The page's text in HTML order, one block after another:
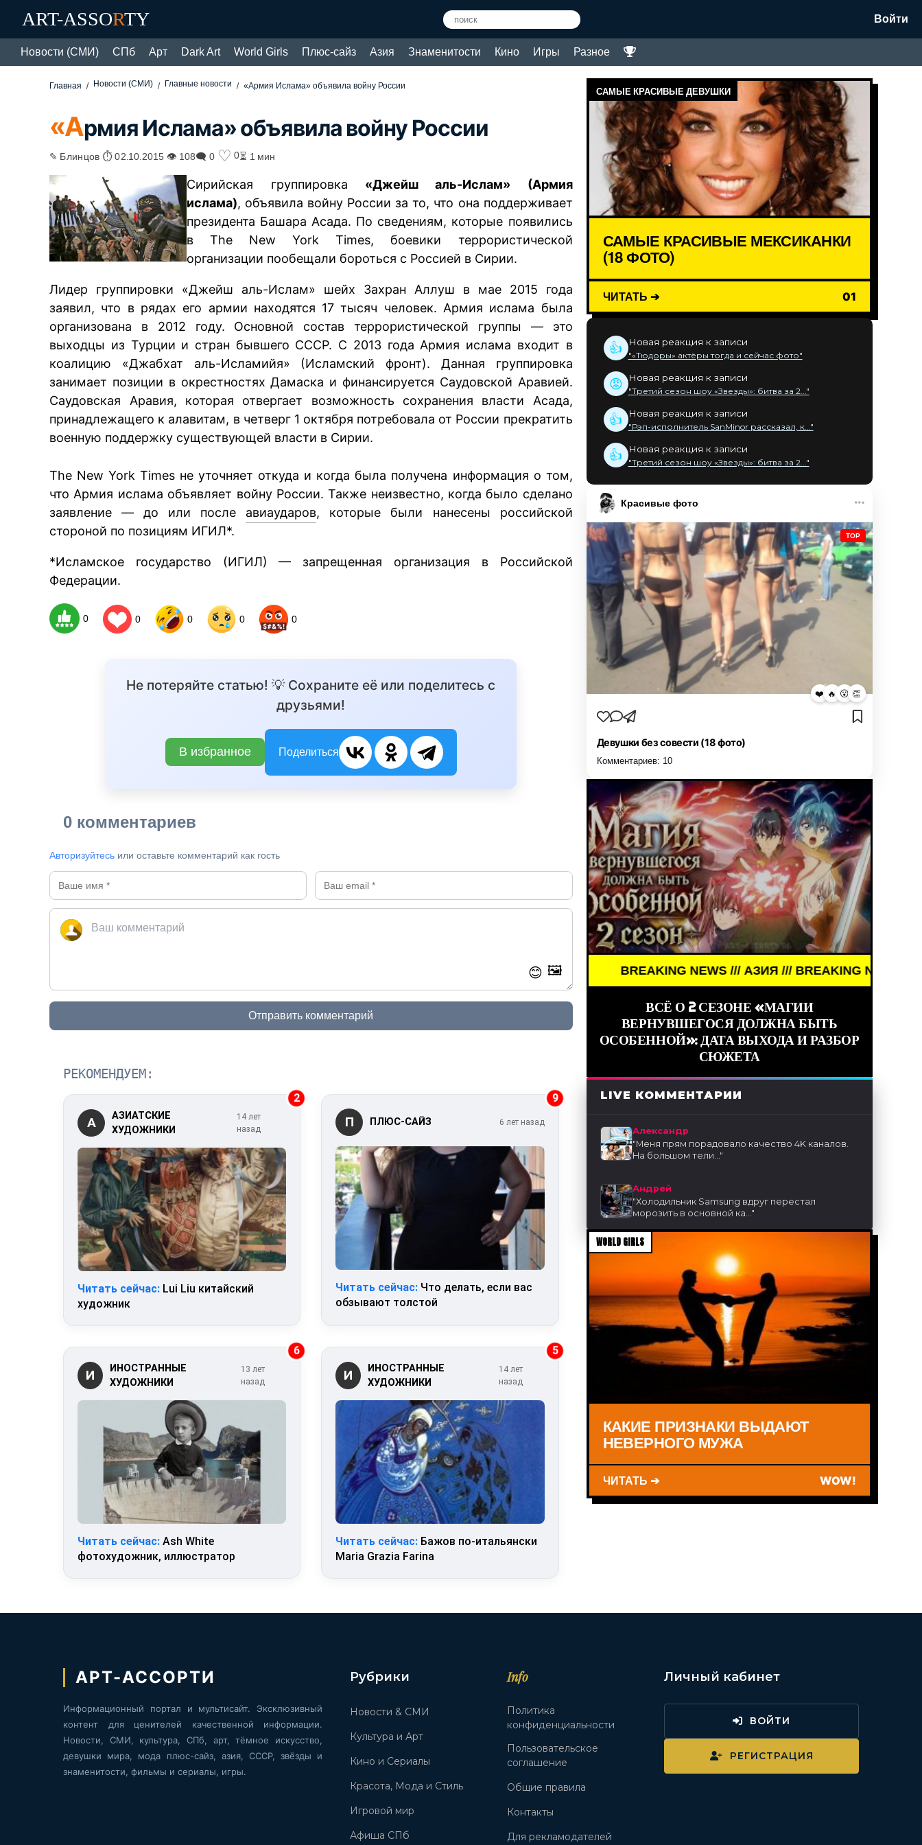
ART-ASSORTY Войти
Новости (СМИ) СПб Арт Dark Art World Girls Плюс-сайз Азия Знаменитости Кино Игры Разное
Главная Новости (СМИ) Главные новости «Армия Ислама» объявила войну России
«Армия Ислама» объявила войну России
✎ Блинцов ⏱ 02.10.2015 👁 108🗨 0 ♡ 0⏳ 1 мин
Сирийская группировка «Джейш аль-Ислам» (Армия
ислама), объявила войну России за то, что она поддерживает
президента Башара Асада. По сведениям, которые появились
в The New York Times, боевики террористической
организации пообещали бороться с Россией в Сирии.
Лидер группировки «Джейш аль-Ислам» шейх Захран Аллуш в мае 2015 года
заявил, что в рядах его армии находятся 17 тысяч человек. Армия ислама была
организована в 2012 году. Основной состав террористической группы — это
выходцы из Турции и стран бывшего СССР. С 2013 года Армия ислама входит в
коалицию «Джабхат аль-Исламийя» (Исламский фронт). Данная группировка
занимает позиции в окрестностях Дамаска и финансируется Саудовской Аравией.
Саудовская Аравия, которая отвергает возможность сохранения власти Асада,
принадлежащего к алавитам, в четверг 1 октября потребовала от России прекратить
военную поддержку существующей власти в Сирии.
The New York Times не уточняет откуда и когда была получена информация о том,
что Армия ислама объявляет войну России. Также неизвестно, когда было сделано
заявление — до или после авиаударов, которые были нанесены российской
стороной по позициям ИГИЛ*.
*Исламское государство (ИГИЛ) — запрещенная организация в Российской
Федерации.
0 0 0 0 0
Не потеряйте статью! 💡 Сохраните её или поделитесь с
друзьями!
В избранное Поделиться
0 комментариев
Авторизуйтесь или оставьте комментарий как гость
😊 🖼️
Отправить комментарий
РЕКОМЕНДУЕМ:
2
А
АЗИАТСКИЕ
ХУДОЖНИКИ
14 лет
назад
Читать сейчас: Lui Liu китайский
художник
9
П ПЛЮС-САЙЗ 6 лет назад
Читать сейчас: Что делать, если вас
обзывают толстой
6
И
ИНОСТРАННЫЕ
ХУДОЖНИКИ
13 лет
назад
Читать сейчас: Ash White
фотохудожник, иллюстратор
5
И
ИНОСТРАННЫЕ
ХУДОЖНИКИ
14 лет
назад
Читать сейчас: Бажов по-итальянски
Maria Grazia Farina
САМЫЕ КРАСИВЫЕ ДЕВУШКИ
САМЫЕ КРАСИВЫЕ МЕКСИКАНКИ
(18 ФОТО)
ЧИТАТЬ ➔ 01
👍 Новая реакция к записи
"«Тюдоры» актёры тогда и сейчас фото"
😡 Новая реакция к записи
"Третий сезон шоу «Звезды»: битва за 2..."
👍 Новая реакция к записи
"Рэп-исполнитель SanMinor рассказал, к..."
👍 Новая реакция к записи
"Третий сезон шоу «Звезды»: битва за 2..."
Красивые фото
TOP
❤️ 🔥 😮 👏
Девушки без совести (18 фото)
Комментариев: 10
BREAKING NEWS /// АЗИЯ /// BREAKING NEWS /// АЗИЯ
ВСЁ О 2 СЕЗОНЕ «МАГИИ
ВЕРНУВШЕГОСЯ ДОЛЖНА БЫТЬ
ОСОБЕННОЙ»: ДАТА ВЫХОДА И РАЗБОР
СЮЖЕТА
LIVE КОММЕНТАРИИ
Александр
"Меня прям порадовало качество 4K каналов.
На большом тели..."
Андрей
"Холодильник Samsung вдруг перестал
морозить в основной ка..."
WORLD GIRLS
КАКИЕ ПРИЗНАКИ ВЫДАЮТ
НЕВЕРНОГО МУЖА
ЧИТАТЬ ➔ WOW!
АРТ-АССОРТИ
Информационный портал и мультисайт. Эксклюзивный
контент для ценителей качественной информации.
Новости, СМИ, культура, СПб, арт, тёмное искусство,
девушки мира, мода плюс-сайз, азия, СССР, звёзды и
знаменитости, фильмы и сериалы, игры.
Рубрики
Новости & СМИ
Культура и Арт
Кино и Сериалы
Красота, Мода и Стиль
Игровой мир
Афиша СПб
Info
Политика
конфиденциальности
Пользовательское
соглашение
Общие правила
Контакты
Для рекламодателей
Личный кабинет
ВОЙТИ
РЕГИСТРАЦИЯ